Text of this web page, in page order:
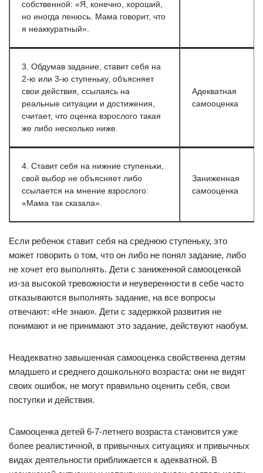
собственной: «Я, конечно, хороший,
но иногда ленюсь. Мама говорит, что
я неаккуратный».
3. Обдумав задание, ставит себя на
2-ю или 3-ю ступеньку, объясняет
свои действия, ссылаясь на
реальные ситуации и достижения,
считает, что оценка взрослого такая
же либо несколько ниже.
Адекватная
самооценка
4. Ставит себя на нижние ступеньки,
свой выбор не объясняет либо
ссылается на мнение взрослого:
«Мама так сказала».
Заниженная
самооценка
Если ребенок ставит себя на среднюю ступеньку, это
может говорить о том, что он либо не понял задание, либо
не хочет его выполнять. Дети с заниженной самооценкой
из-за высокой тревожности и неуверенности в себе часто
отказываются выполнять задание, на все вопросы
отвечают: «Не знаю». Дети с задержкой развития не
понимают и не принимают это задание, действуют наобум.
Неадекватно завышенная самооценка свойственна детям
младшего и среднего дошкольного возраста: они не видят
своих ошибок, не могут правильно оценить себя, свои
поступки и действия.
Самооценка детей 6-7-летнего возраста становится уже
более реалистичной, в привычных ситуациях и привычных
видах деятельности приближается к адекватной. В